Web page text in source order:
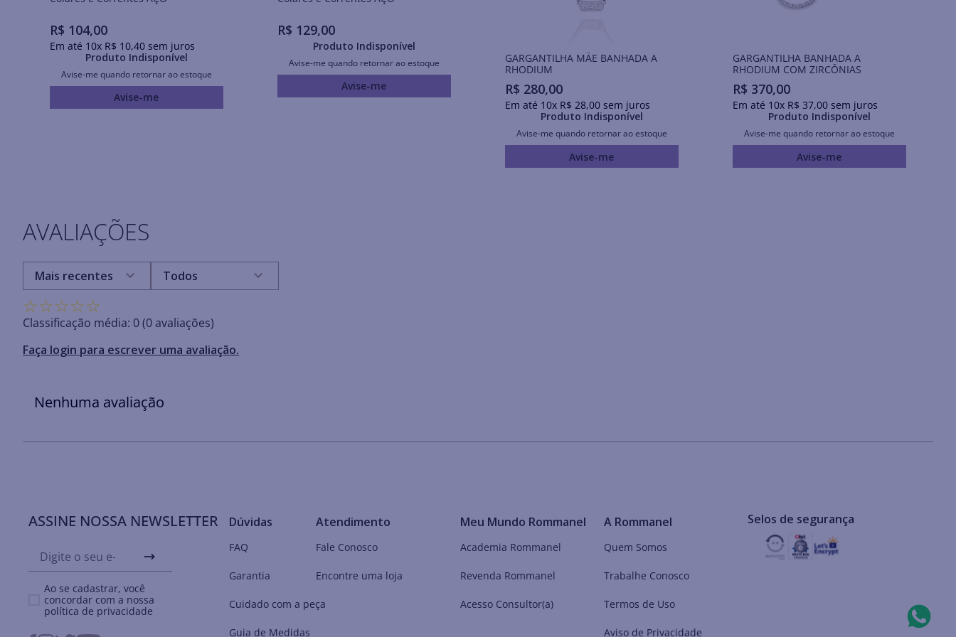
R$ 104,00
Em até 10x R$ 10,40sem juros
Produto Indisponível
Avise-me quando retornar ao estoque
Avise-me
R$ 129,00
Produto Indisponível
Avise-me quando retornar ao estoque
Avise-me
GARGANTILHA MÃE BANHADA A
RHODIUM
R$ 280,00
Em até 10x R$ 28,00sem juros
Produto Indisponível
Avise-me quando retornar ao estoque
Avise-me
GARGANTILHA BANHADA A
RHODIUM COM ZIRCÔNIAS
R$ 370,00
Em até 10x R$ 37,00sem juros
Produto Indisponível
Avise-me quando retornar ao estoque
Avise-me
AVALIAÇÕES
☆☆☆☆☆
Classificação média: 0(0 avaliações)
Faça login para escrever uma avaliação.
Mais recentes Todos
Nenhuma avaliação
ASSINE NOSSA NEWSLETTER
Ao se cadastrar, você
concordar com a nossa
política de privacidade
Dúvidas
FAQ
Garantia
Cuidado com a peça
Guia de Medidas
Atendimento
Fale Conosco
Encontre uma loja
Meu Mundo Rommanel
Academia Rommanel
Revenda Rommanel
Acesso Consultor(a)
A Rommanel
Quem Somos
Trabalhe Conosco
Termos de Uso
Aviso de Privacidade
Selos de segurança